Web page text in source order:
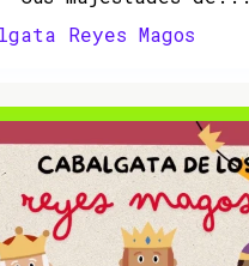
Reyes Magos